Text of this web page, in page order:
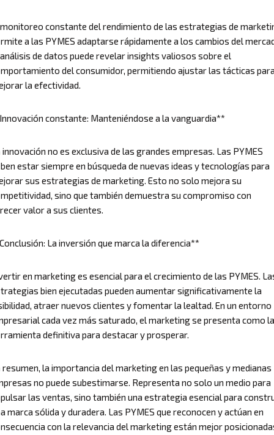
constante del rendimiento de las estrategias de
a las PYMES adaptarse rápidamente a los cambios del
de datos puede revelar insights valiosos sobre el
del consumidor, permitiendo ajustar las tácticas
la efectividad.
constante: Manteniéndose a la vanguardia**
innovación no es exclusiva de las grandes empresas. Las PYMES
estar siempre en búsqueda de nuevas ideas y tecnologías para
sus estrategias de marketing. Esto no solo mejora su
sino que también demuestra su compromiso con
valor a sus clientes.
La inversión que marca la diferencia**
en marketing es esencial para el crecimiento de las PYMES.
bien ejecutadas pueden aumentar significativamente la
atraer nuevos clientes y fomentar la lealtad. En un entorno
cada vez más saturado, el marketing se presenta como la
definitiva para destacar y prosperar.
resumen, la importancia del marketing en las pequeñas y medianas
no puede subestimarse. Representa no solo un medio para
las ventas, sino también una estrategia esencial para
marca sólida y duradera. Las PYMES que reconocen y actúan en
con la relevancia del marketing están mejor